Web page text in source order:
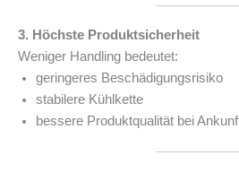
3. Höchste Produktsicherheit
Weniger Handling bedeutet:
geringeres Beschädigungsrisiko
stabilere Kühlkette
bessere Produktqualität bei